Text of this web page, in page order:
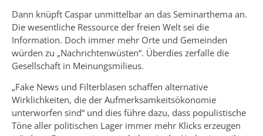
Dann knüpft Caspar unmittelbar an das Seminarthema an.
Die wesentliche Ressource der freien Welt sei die
Information. Doch immer mehr Orte und Gemeinden
würden zu „Nachrichtenwüsten“. Überdies zerfalle die
Gesellschaft in Meinungsmilieus.
„Fake News und Filterblasen schaffen alternative
Wirklichkeiten, die der Aufmerksamkeitsökonomie
unterworfen sind“ und dies führe dazu, dass populistische
Töne aller politischen Lager immer mehr Klicks erzeugen